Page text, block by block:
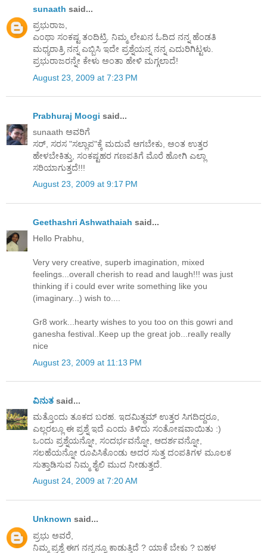
sunaath said...
ಪ್ರಭುರಾಜ,
ಎಂಥಾ ಸಂಕಷ್ಟ ತಂದಿಟ್ರಿ. ನಿಮ್ಮ ಲೇಖನ ಓದಿದ ನನ್ನ ಹೆಂಡತಿ
ಮಧ್ಯರಾತ್ರಿ ನನ್ನ ಎಬ್ಬಿಸಿ ಇದೇ ಪ್ರಶ್ನೆಯನ್ನ ನನ್ನ ಎದುರಿಗಿಟ್ಟಳು.
ಪ್ರಭುರಾಜರನ್ನೇ ಕೇಳು ಅಂತಾ ಹೇಳಿ ಮಗ್ಗಲಾದೆ!
August 23, 2009 at 7:23 PM
Prabhuraj Moogi said...
sunaath ಅವರಿಗೆ
ಸರ್, ಸರಸ "ಸಲ್ಲಾಪ"ಕ್ಕೆ ಮದುವೆ ಆಗಬೇಕು, ಅಂತ ಉತ್ತರ
ಹೇಳಬೇಕಿತ್ತು, ಸಂಕಷ್ಟಹರ ಗಣಪತಿಗೆ ಮೊರೆ ಹೋಗಿ ಎಲ್ಲಾ
ಸರಿಯಾಗುತ್ತದೆ!!!
August 23, 2009 at 9:17 PM
Geethashri Ashwathaiah said...
Hello Prabhu,
Very very creative, superb imagination, mixed
feelings...overall cherish to read and laugh!!! was just
thinking if i could ever write something like you
(imaginary...) wish to....
Gr8 work...hearty wishes to you too on this gowri and
ganesha festival..Keep up the great job...really really
nice
August 23, 2009 at 11:13 PM
ವಿನುತ said...
ಮತ್ತೊ೦ದು ತೂಕದ ಬರಹ. ಇದಮಿತ್ಥಮ್ ಉತ್ತರ ಸಿಗದಿದ್ದರೂ,
ಎಲ್ಲರಲ್ಲೂ ಈ ಪ್ರಶ್ನೆ ಇದೆ ಎ೦ದು ತಿಳಿದು ಸ೦ತೋಷವಾಯಿತು :)
ಒ೦ದು ಪ್ರಶ್ನೆಯನ್ನೋ, ಸ೦ದರ್ಭವನ್ನೋ, ಆದರ್ಶವನ್ನೋ,
ಸಲಹೆಯನ್ನೋ ರೂಪಿಸಿಕೊ೦ಡು ಅದರ ಸುತ್ತ ದ೦ಪತಿಗಳ ಮೂಲಕ
ಸುತ್ತಾಡಿಸುವ ನಿಮ್ಮ ಶೈಲಿ ಮುದ ನೀಡುತ್ತದೆ.
August 24, 2009 at 7:20 AM
Unknown said...
ಪ್ರಭು ಅವರೆ,
ನಿಮ್ಮ ಪ್ರಶ್ನೆ ಈಗ ನನ್ನನ್ನೂ ಕಾಡುತ್ತಿದೆ ? ಯಾಕೆ ಬೇಕು ? ಬಹಳ